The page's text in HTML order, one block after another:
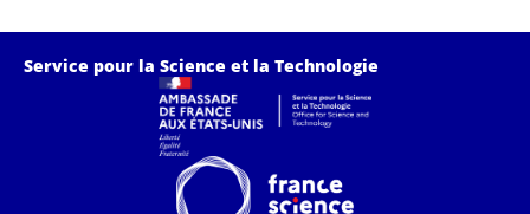
Service pour la Science et la Technologie